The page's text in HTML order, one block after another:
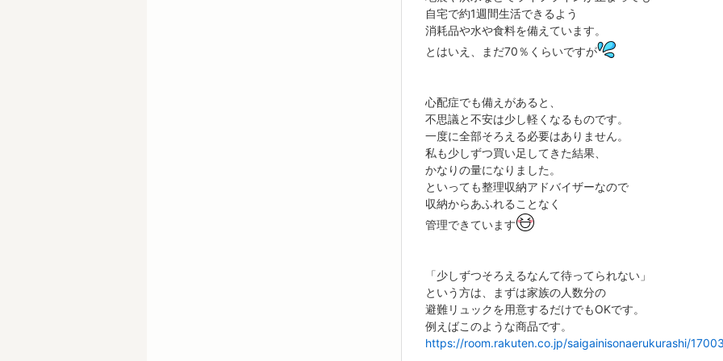
自宅で約1週間生活できるよう
消耗品や水や食料を備えています。
とはいえ、まだ70％くらいですが
心配症でも備えがあると、
不思議と不安は少し軽くなるものです。
一度に全部そろえる必要はありません。
私も少しずつ買い足してきた結果、
かなりの量になりました。
といっても整理収納アドバイザーなので
収納からあふれることなく
管理できています
「少しずつそろえるなんて待ってられない」
という方は、まずは家族の人数分の
避難リュックを用意するだけでもOKです。
例えばこのような商品です。
https://room.rakuten.co.jp/saigainisonaerukurashi/